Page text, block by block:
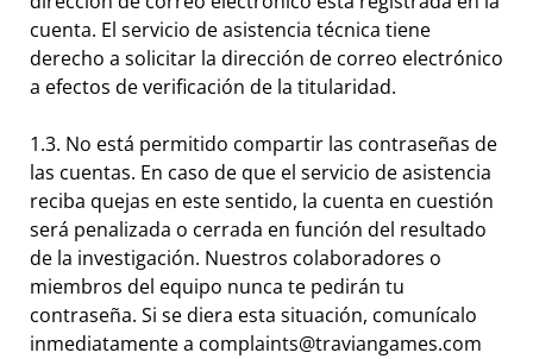
cuenta. El servicio de asistencia técnica tiene
derecho a solicitar la dirección de correo electrónico
a efectos de verificación de la titularidad.
1.3. No está permitido compartir las contraseñas de
las cuentas. En caso de que el servicio de asistencia
reciba quejas en este sentido, la cuenta en cuestión
será penalizada o cerrada en función del resultado
de la investigación. Nuestros colaboradores o
miembros del equipo nunca te pedirán tu
contraseña. Si se diera esta situación, comunícalo
inmediatamente a complaints@traviangames.com